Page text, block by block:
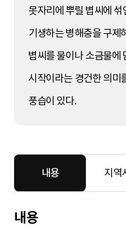
못자리에 뿌릴 볍씨에
기생하는 병해충을 구제
볍씨를 물이나 소금물에
시작이라는 경건한 의미
풍습이 있다.
내용 지역
내용